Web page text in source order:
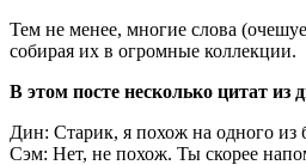
Тем не менее, многие слова
собирая их в огромные коллекции.
В этом посте несколько цитат из
Дин: Старик, я похож на одного из
Сэм: Нет, не похож. Ты скорее